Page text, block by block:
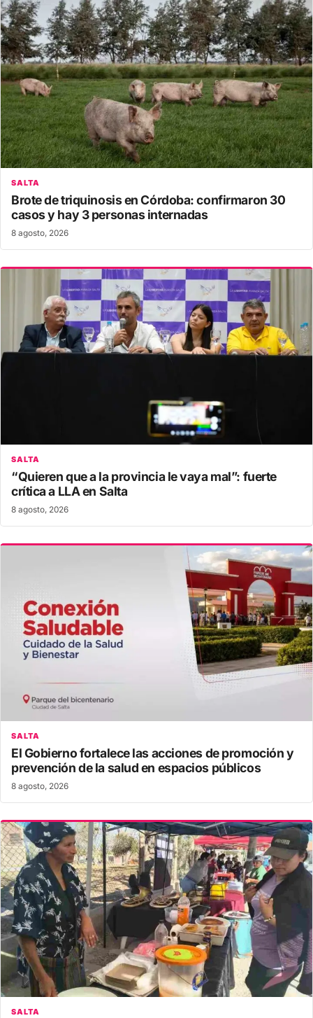
SALTA
Brote de triquinosis en Córdoba: confirmaron 30
casos y hay 3 personas internadas
8 agosto, 2026
SALTA
“Quieren que a la provincia le vaya mal”: fuerte
crítica a LLA en Salta
8 agosto, 2026
SALTA
El Gobierno fortalece las acciones de promoción y
prevención de la salud en espacios públicos
8 agosto, 2026
SALTA